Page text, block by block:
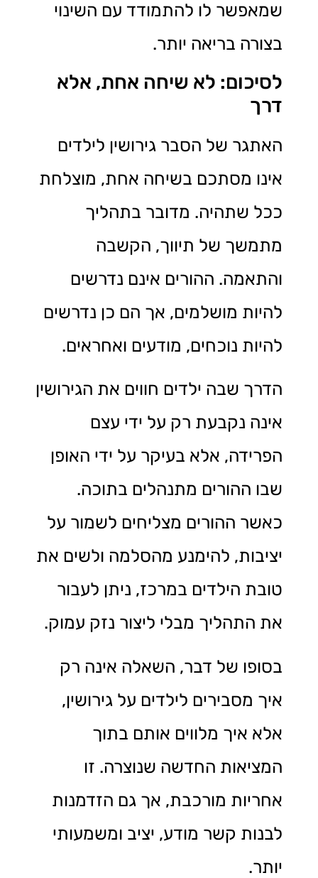
שמאפשר לו להתמודד עם השינוי
בצורה בריאה יותר.
לסיכום: לא שיחה אחת, אלא
דרך
האתגר של הסבר גירושין לילדים
אינו מסתכם בשיחה אחת, מוצלחת
ככל שתהיה. מדובר בתהליך
מתמשך של תיווך, הקשבה
והתאמה. ההורים אינם נדרשים
להיות מושלמים, אך הם כן נדרשים
להיות נוכחים, מודעים ואחראים.
הדרך שבה ילדים חווים את הגירושין
אינה נקבעת רק על ידי עצם
הפרידה, אלא בעיקר על ידי האופן
שבו ההורים מתנהלים בתוכה.
כאשר ההורים מצליחים לשמור על
יציבות, להימנע מהסלמה ולשים את
טובת הילדים במרכז, ניתן לעבור
את התהליך מבלי ליצור נזק עמוק.
בסופו של דבר, השאלה אינה רק
איך מסבירים לילדים על גירושין,
אלא איך מלווים אותם בתוך
המציאות החדשה שנוצרה. זו
אחריות מורכבת, אך גם הזדמנות
לבנות קשר מודע, יציב ומשמעותי
יותר.